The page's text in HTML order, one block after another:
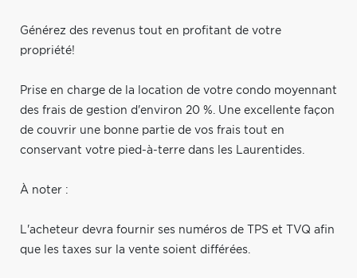
Générez des revenus tout en profitant de votre
propriété!
Prise en charge de la location de votre condo moyennant
des frais de gestion d'environ 20 %. Une excellente façon
de couvrir une bonne partie de vos frais tout en
conservant votre pied-à-terre dans les Laurentides.
À noter :
L'acheteur devra fournir ses numéros de TPS et TVQ afin
que les taxes sur la vente soient différées.